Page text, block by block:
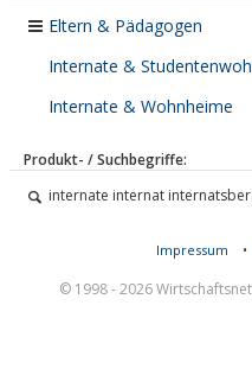
Eltern & Pädagogen
Internate &
Internate & Wohnheime
Produkt- / Suchbegriffe:
internate internat
Impressum •
© 1998 - 2026